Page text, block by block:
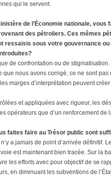
qui le servent.
de l’Économie nationale, vous
des pétroliers. Ces mêmes
ressaisis sous votre gouvernance
de confrontation ou de
nous avons corrigé, ce ne sont
marges d’interprétation peuvent
et appliquées avec rigueur, les
opérateurs que d’un renforcement
faites faire au Trésor public sont
a jamais de point d’arrivée définitif.
est maintenant bien tracée. Sur la
les efforts avec pour objectif de se
en diminuant les subventions de